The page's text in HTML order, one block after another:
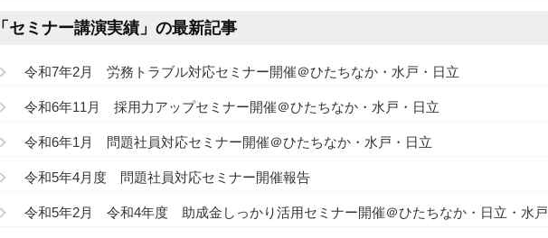
「セミナー講演実績」の最新記事
令和7年2月 労務トラブル対応セミナー開催＠ひたちなか・水戸・日立
令和6年11月 採用力アップセミナー開催＠ひたちなか・水戸・日立
令和6年1月 問題社員対応セミナー開催＠ひたちなか・水戸・日立
令和5年4月度 問題社員対応セミナー開催報告
令和5年2月 令和4年度 助成金しっかり活用セミナー開催＠ひたちなか・日立・水戸